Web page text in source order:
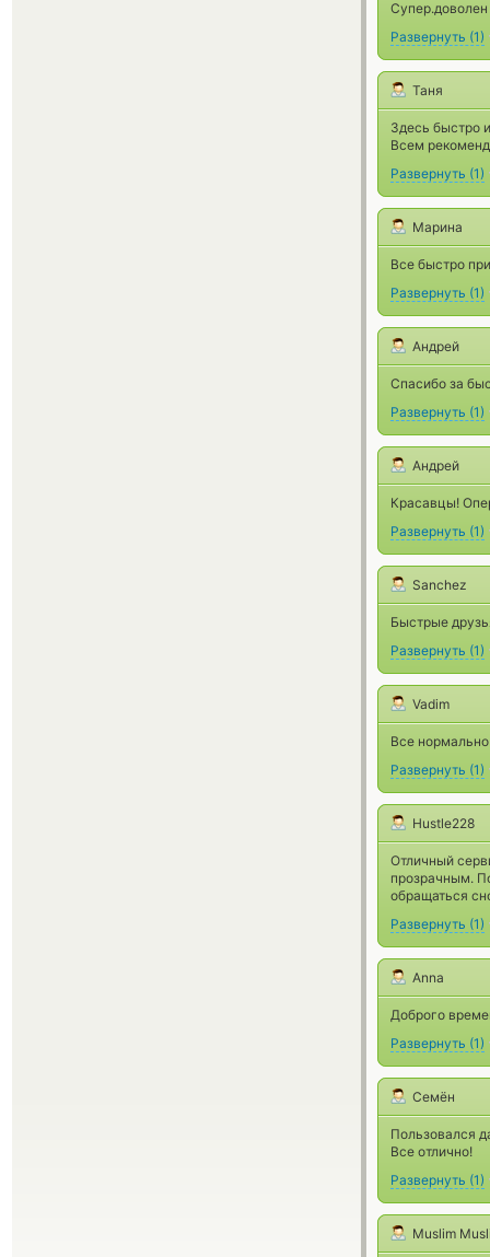
Развернуть (1)
Таня
Здесь быстро
Всем
Развернуть (1)
Марина
Все быстро
Развернуть (1)
Андрей
Спасибо за
Развернуть (1)
Андрей
Красавцы!
Развернуть (1)
Sanchez
Быстрые
Развернуть (1)
Vadim
Все
Развернуть (1)
Hustle228
Отличный
прозрачным.
обращаться
Развернуть (1)
Anna
Доброго
Развернуть (1)
Семён
Пользовался
Все отлично!
Развернуть (1)
Muslim